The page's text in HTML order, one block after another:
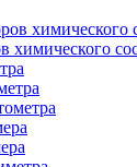
химического